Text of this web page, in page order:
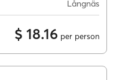
Långnäs
$ 18.16 per person